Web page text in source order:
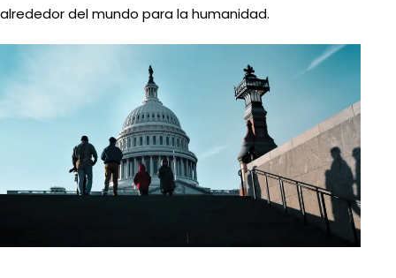
alrededor del mundo para la humanidad.